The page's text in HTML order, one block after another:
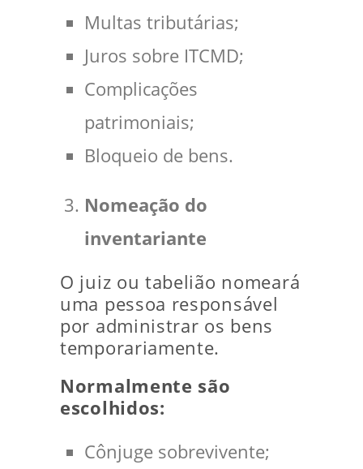
Multas tributárias;
Juros sobre ITCMD;
Complicações
patrimoniais;
Bloqueio de bens.
Nomeação do
inventariante
O juiz ou tabelião nomeará
uma pessoa responsável
por administrar os bens
temporariamente.
Normalmente são
escolhidos:
Cônjuge sobrevivente;